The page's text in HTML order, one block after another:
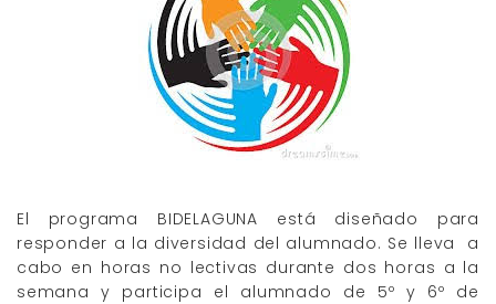
El programa BIDELAGUNA está diseñado para
responder a la diversidad del alumnado. Se lleva a
cabo en horas no lectivas durante dos horas a la
semana y participa el alumnado de 5º y 6º de